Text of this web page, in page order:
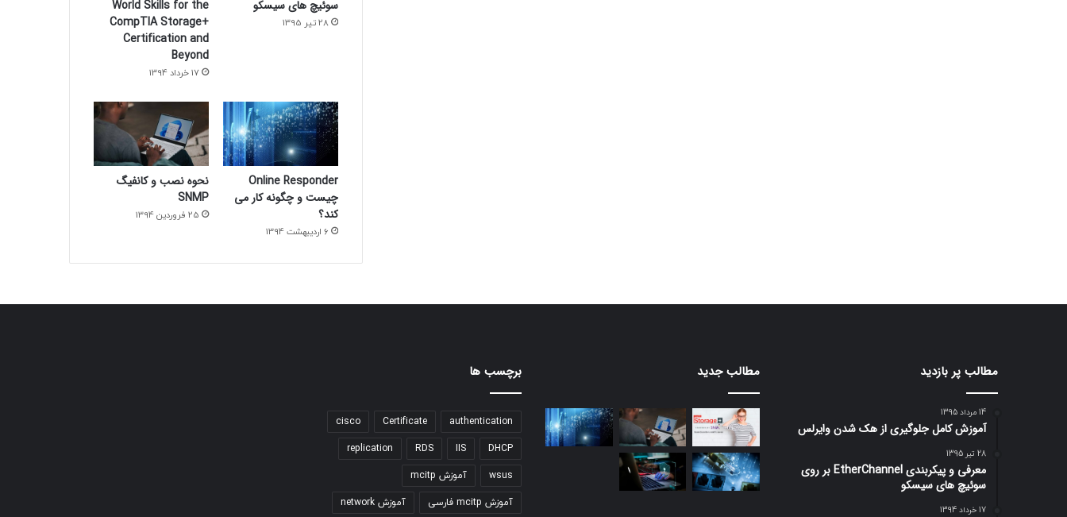
سوئیچ های سیسکو
28 تیر 1395
World Skills for the
CompTIA Storage+
Certification and
Beyond
17 خرداد 1394
Online Responder
چیست و چگونه کار می
کند؟
6 اردیبهشت 1394
نحوه نصب و کانفیگ
SNMP
25 فروردین 1394
مطالب پر بازدید
14 مرداد 1395
آموزش کامل جلوگیری از هک شدن وایرلس
28 تیر 1395
معرفی و پیکربندی EtherChannel بر روی
سوئیچ های سیسکو
17 خرداد 1394
مطالب جدید برچسب ها
authentication
Certificate
cisco
DHCP
IIS
RDS
replication
wsus آموزش mcitp
آموزش mcitp فارسی آموزش network